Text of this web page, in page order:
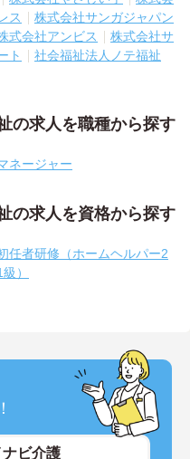
ス
株式会社サンガジャパン
式会社アンビス
株式会社サ
ト
社会福祉法人ノテ福祉
の求人を職種から探す
ネージャー
の求人を資格から探す
任者研修（ホームヘルパー2
）
ナビ介護